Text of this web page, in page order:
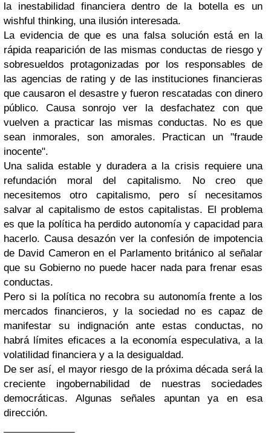
la inestabilidad financiera dentro de la botella es un
wishful thinking, una ilusión interesada.
La evidencia de que es una falsa solución está en la
rápida reaparición de las mismas conductas de riesgo y
sobresueldos protagonizadas por los responsables de
las agencias de rating y de las instituciones financieras
que causaron el desastre y fueron rescatadas con dinero
público. Causa sonrojo ver la desfachatez con que
vuelven a practicar las mismas conductas. No es que
sean inmorales, son amorales. Practican un "fraude
inocente".
Una salida estable y duradera a la crisis requiere una
refundación moral del capitalismo. No creo que
necesitemos otro capitalismo, pero sí necesitamos
salvar al capitalismo de estos capitalistas. El problema
es que la política ha perdido autonomía y capacidad para
hacerlo. Causa desazón ver la confesión de impotencia
de David Cameron en el Parlamento británico al señalar
que su Gobierno no puede hacer nada para frenar esas
conductas.
Pero si la política no recobra su autonomía frente a los
mercados financieros, y la sociedad no es capaz de
manifestar su indignación ante estas conductas, no
habrá límites eficaces a la economía especulativa, a la
volatilidad financiera y a la desigualdad.
De ser así, el mayor riesgo de la próxima década será la
creciente ingobernabilidad de nuestras sociedades
democráticas. Algunas señales apuntan ya en esa
dirección.